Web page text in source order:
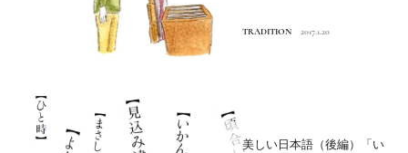
TRADITION 2017.1.20
美しい日本語（後編）「い